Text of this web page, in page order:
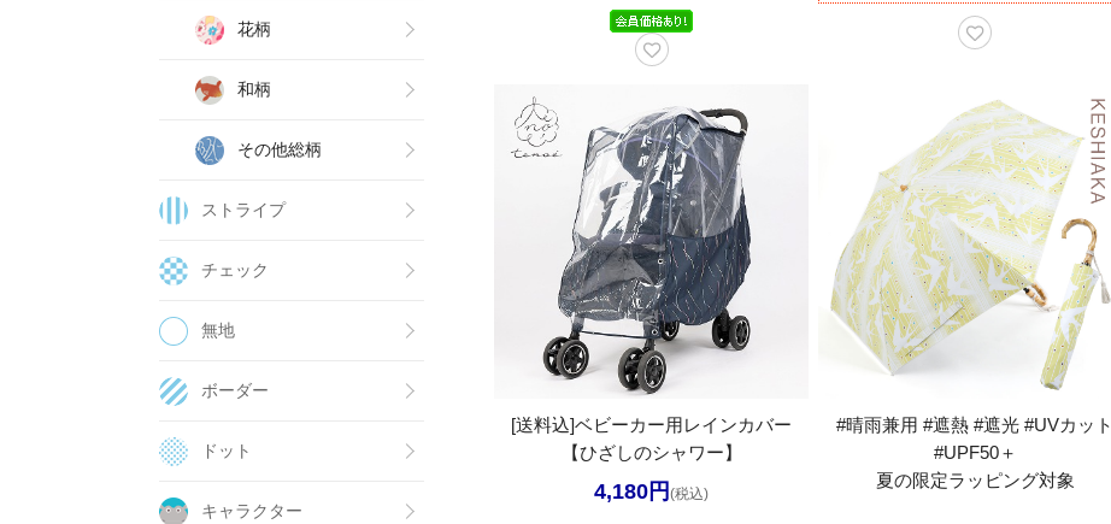
花柄
和柄
その他総柄
ストライプ
チェック
無地
ボーダー
ドット
キャラクター
[送料込]ベビーカー用レインカバー
【ひざしのシャワー】
4,180円 (税込)
#晴雨兼用 #遮熱 #遮光 #UVカット
#UPF50＋
夏の限定ラッピング対象